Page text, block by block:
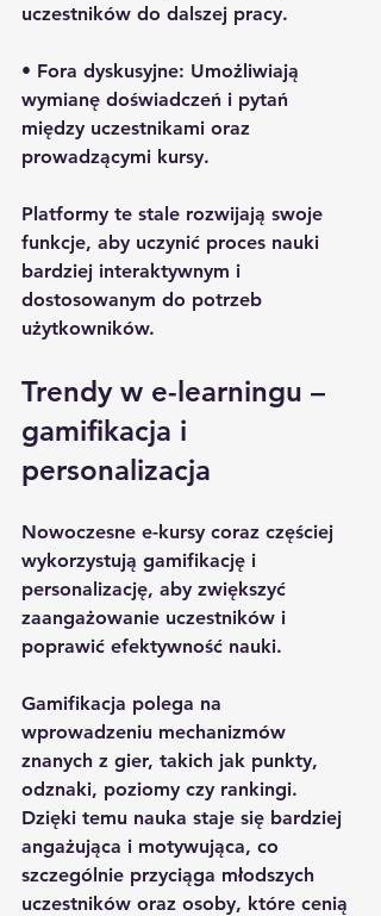
uczestników do dalszej pracy.
• Fora dyskusyjne: Umożliwiają
wymianę doświadczeń i pytań
między uczestnikami oraz
prowadzącymi kursy.
Platformy te stale rozwijają swoje
funkcje, aby uczynić proces nauki
bardziej interaktywnym i
dostosowanym do potrzeb
użytkowników.
Trendy w e-learningu –
gamifikacja i
personalizacja
Nowoczesne e-kursy coraz częściej
wykorzystują gamifikację i
personalizację, aby zwiększyć
zaangażowanie uczestników i
poprawić efektywność nauki.
Gamifikacja polega na
wprowadzeniu mechanizmów
znanych z gier, takich jak punkty,
odznaki, poziomy czy rankingi.
Dzięki temu nauka staje się bardziej
angażująca i motywująca, co
szczególnie przyciąga młodszych
uczestników oraz osoby, które cenią